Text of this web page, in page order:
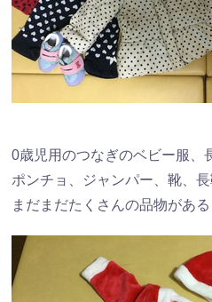
0歳児用のつなぎのベビー服、
ポンチョ、ジャンパー、靴、
まだまだたくさんの品物がある